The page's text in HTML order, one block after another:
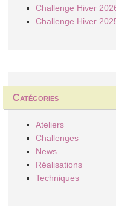
Challenge Hiver
Challenge Hiver
Catégories
Ateliers
Challenges
News
Réalisations
Techniques